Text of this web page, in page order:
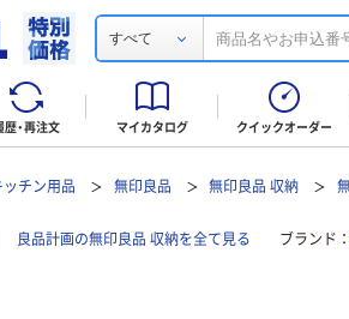
すべて
歴・再注文 マイカタログ クイックオーダー
チン用品 無印良品 無印良品 収納
良品計画の無印良品 収納を全て見る ブランド